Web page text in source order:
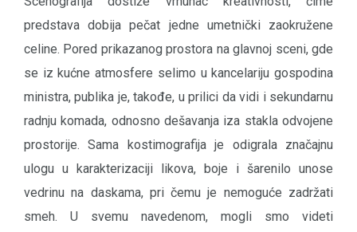
predstava dobija pečat jedne umetnički zaokružene
celine. Pored prikazanog prostora na glavnoj sceni, gde
se iz kućne atmosfere selimo u kancelariju gospodina
ministra, publika je, takođe, u prilici da vidi i sekundarnu
radnju komada, odnosno dešavanja iza stakla odvojene
prostorije. Sama kostimografija je odigrala značajnu
ulogu u karakterizaciji likova, boje i šarenilo unose
vedrinu na daskama, pri čemu je nemoguće zadržati
smeh. U svemu navedenom, mogli smo videti